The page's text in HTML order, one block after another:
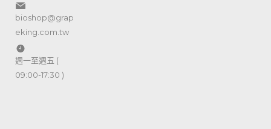
bioshop@grap
eking.com.tw
週一至週五 (
09:00-17:30 )